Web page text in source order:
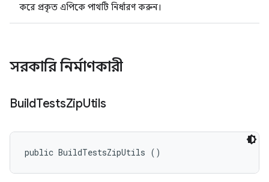
করে প্রকৃত এপিকে পাথটি নির্ধারণ করুন।
সরকারি নির্মাণকারী
BuildTestsZipUtils
public BuildTestsZipUtils ()